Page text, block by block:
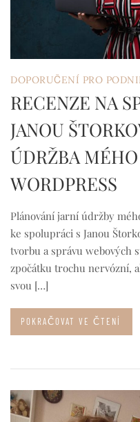
DOPORUČENÍ PRO
RECENZE NA
JANOU
ÚDRŽBA
WORDPRESS
Plánování jarní údržby
ke spolupráci s Janou
tvorbu a správu webových
zpočátku trochu nervózní,
svou […]
POKRAČOVAT VE ČTENÍ